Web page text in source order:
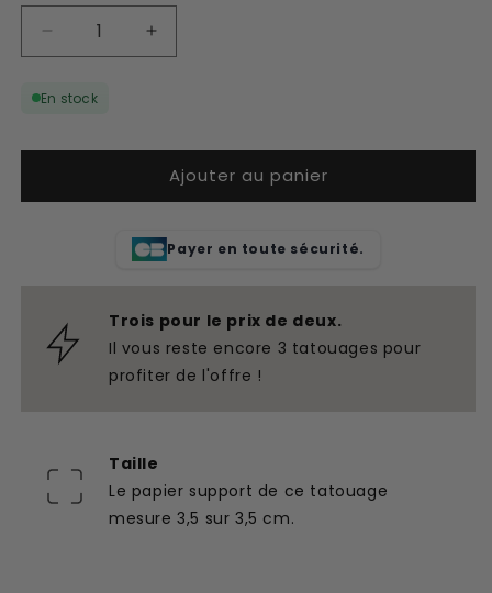
Réduire
la
de
temporaire
Augmenter
la
temporaire
licorne
En stock
Ajouter au panier
Payer en toute sécurité.
Trois pour le prix de deux.
Il vous reste encore 3 tatouages pour
profiter de l'offre !
Taille
Le papier support de ce tatouage
mesure 3,5 sur 3,5 cm.